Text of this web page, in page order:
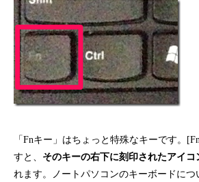
「Fnキー」はちょっと特殊なキーです。
すと、 そのキーの右下に刻印されたアイコ
れます。ノートパソコンのキーボードに